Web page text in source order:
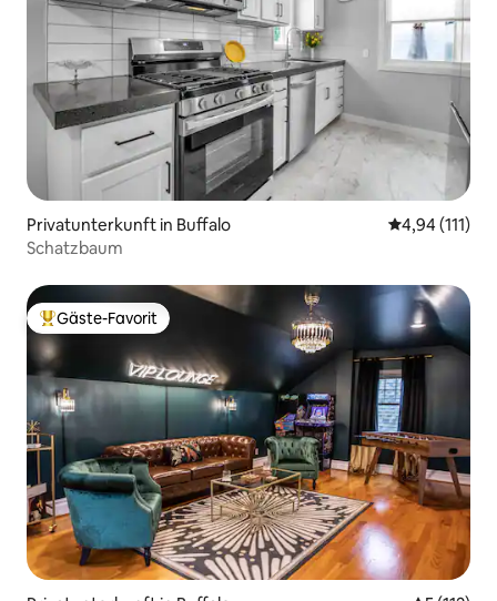
Privatunterkunft in Buffalo
4,94 (111)
Schatzbaum
Beliebter Gäste-Favorit.
Gäste-Favorit